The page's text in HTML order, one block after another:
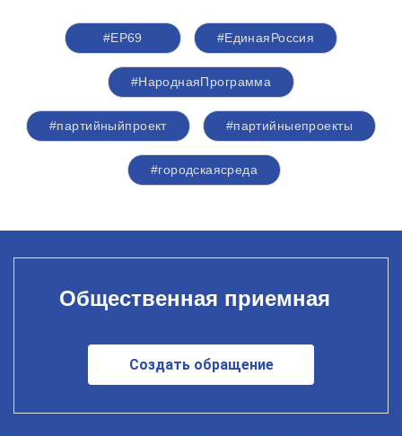
#ЕР69 #ЕдинаяРоссия
#НароднаяПрограмма
#партийныйпроект #партийныепроекты
#городскаясреда
Общественная приемная
Создать обращение